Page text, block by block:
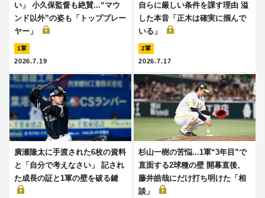
い」 小久保監督も絶賛...“マウ
ンド以外”の姿も「トッププレー
ヤー」
1軍
2026.7.19
自らに厳しい条件を課す理由 溢
した本音「正木は確実に掴んで
いる」
2軍
2026.7.17
廣瀬隆太に手渡された6枚の資料
と「自分で考えなさい」 記され
た成長の証と1軍の壁を破る鍵
杉山一樹の苦悩...1軍“3年目”で
直面する2球種の壁 開幕直後、
藤井皓哉にだけ打ち明けた「相
談」